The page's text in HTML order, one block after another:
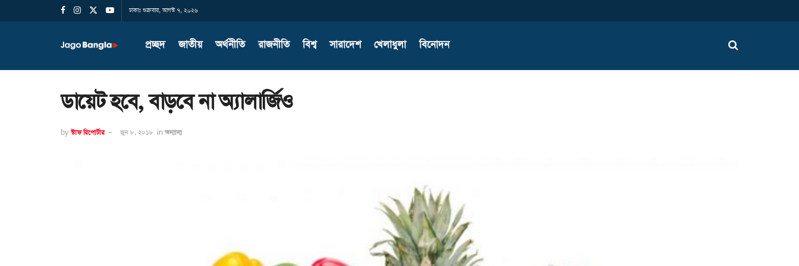
ঢাকাঃ শুক্রবার, আগস্ট ৭, ২০২৬
প্রচ্ছদ জাতীয় অর্থনীতি রাজনীতি বিশ্ব সারাদেশ খেলাধুলা বিনোদন
ডায়েট হবে, বাড়বে না অ্যালার্জিও
by স্টাফ রিপোর্টার জুন ৮, ২০১৮ in অন্যান্য